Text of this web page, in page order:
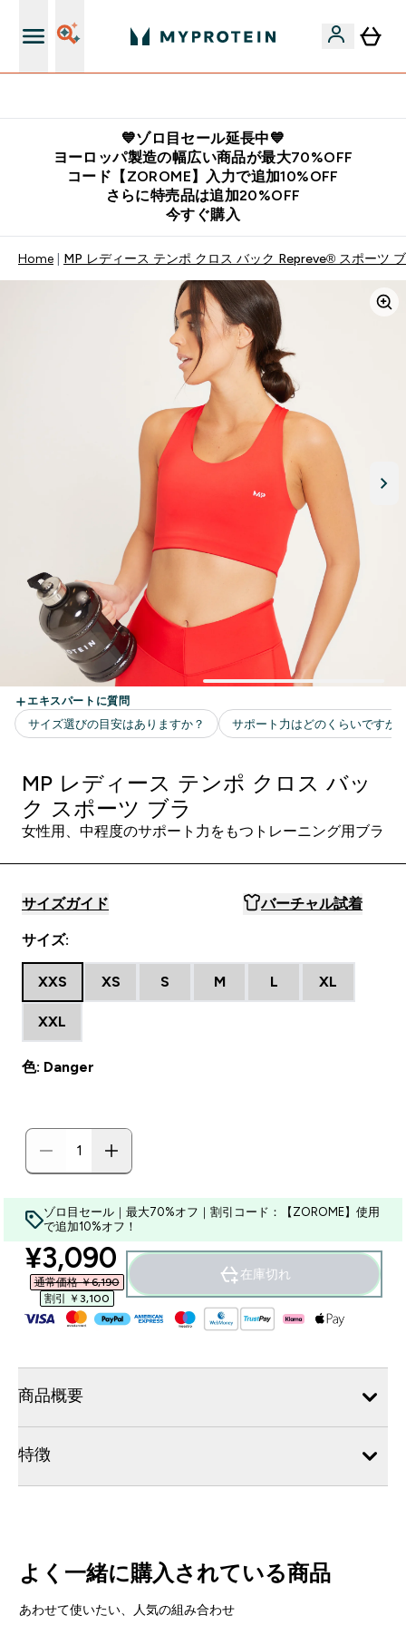
💙ゾロ目セール延長中💙
ヨーロッパ製造の幅広い商品が最大70%OFF
コード【ZOROME】入力で追加10%OFF
さらに特売品は追加20%OFF
今すぐ購入
Home MP レディース テンポ クロス バック Repreve® スポーツ
MP レディース テンポ クロス バッ
ク スポーツ ブラ
女性用、中程度のサポート力をもつトレーニング用ブラ
サイズガイド バーチャル試着
サイズ:
XXS XS S M L XL
XXL
色: Danger
ゾロ目セール｜最大70%オフ｜割引コード：【ZOROME】使用
で追加10%オフ！
discounted price
¥3,090‎
通常価格 ￥6,190‎
割引 ￥3,100‎
在庫切れ
商品概要
特徴
よく一緒に購入されている商品
あわせて使いたい、人気の組み合わせ